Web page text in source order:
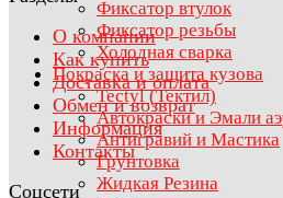
Фиксатор втулок
Фиксатор резьбы
Холодная сварка
Покраска и защита кузова
Tectyl (Тектил)
Автокраски и Эмали
Антигравий и Мастика
Грунтовка
Жидкая Резина
О компании
Как купить
Доставка и оплата
Обмен и возврат
Информация
Контакты
Соцсети